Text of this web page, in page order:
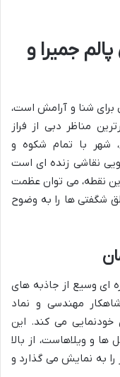
جمیرا و
برای شنا و آرامش است،
مناظر دبی از فراز
شهر با تمام شکوه و
نقاشی زنده ای است
نقطه، می توان عظمت
شگفتی ها را به وضوح
ای وسیع از جاذبه های
مهندسی و نماد
خودنمایی می کند. این
و ویلاهاست، از بالا
به نمایش می گذارد و